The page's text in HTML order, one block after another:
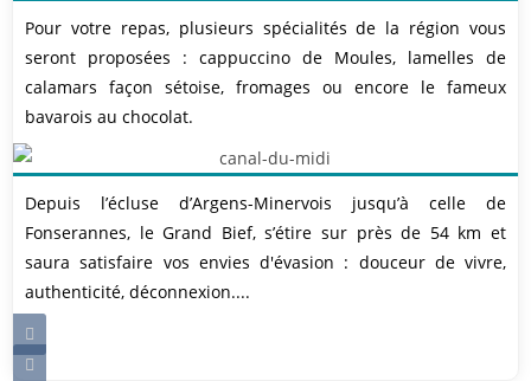
Pour votre repas, plusieurs spécialités de la région vous
seront proposées : cappuccino de Moules, lamelles de
calamars façon sétoise, fromages ou encore le fameux
bavarois au chocolat.
Depuis l’écluse d’Argens-Minervois jusqu’à celle de
Fonserannes, le Grand Bief, s’étire sur près de 54 km et
saura satisfaire vos envies d'évasion : douceur de vivre,
authenticité, déconnexion....